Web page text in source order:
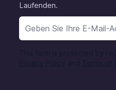
Laufenden.